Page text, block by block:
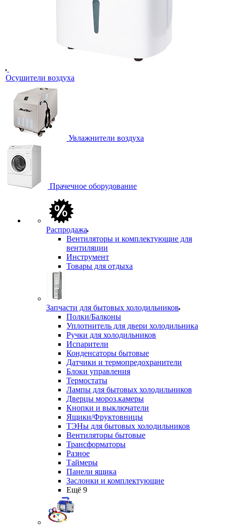
Осушители воздуха
Увлажнители воздуха
Прачечное оборудование
Распродажа
Вентиляторы и комплектующие для
вентиляции
Инструмент
Товары для отдыха
Запчасти для бытовых холодильников
Полки/Балконы
Уплотнитель для двери холодильника
Ручки для холодильников
Испарители
Конденсаторы бытовые
Датчики и термопредохранители
Блоки управления
Термостаты
Лампы для бытовых холодильников
Дверцы мороз.камеры
Кнопки и выключатели
Ящики/Фруктовницы
ТЭНы для бытовых холодильников
Вентиляторы бытовые
Трансформаторы
Разное
Таймеры
Панели ящика
Заслонки и комплектующие
Ещё 9